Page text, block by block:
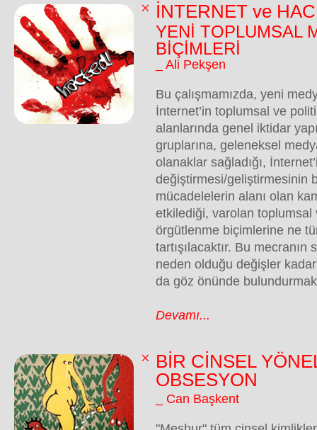
İNTERNET ve
YENİ TOPLUMSAL
BİÇİMLERİ
_ Ali Pekşen
Bu çalışmamızda, yeni
İnternet’in toplumsal ve
alanlarında genel iktidar
gruplarına, geleneksel
olanaklar sağladığı,
değiştirmesi/geliştirmesinin
mücadelelerin alanı olan
etkilediği, varolan toplumsal
örgütlenme biçimlerine ne
tartışılacaktır. Bu
neden olduğu değişler kadar
da göz önünde
Devamı...
BİR CİNSEL
OBSESYON
_ Can Başkent